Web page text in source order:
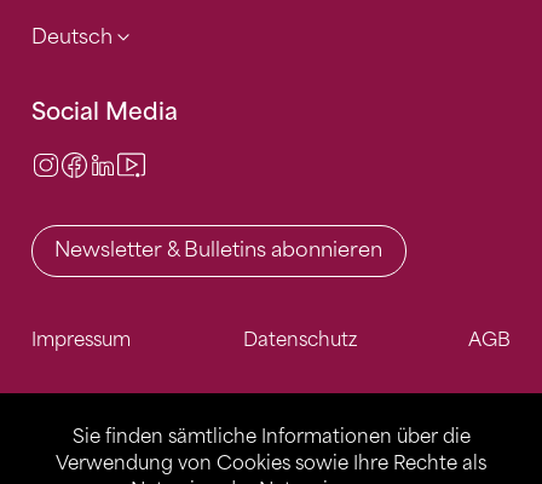
Sie finden sämtliche Informationen über die
Verwendung von Cookies sowie Ihre Rechte als
Deutsch
Social Media
Instagram
Facebook
LinkedIn
Newsletter & Bulletins abonnieren
Impressum Datenschutz AGB